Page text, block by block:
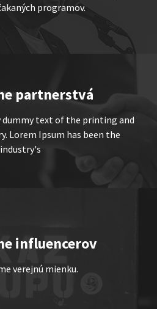
alebo „Ingolštat
TRIO”
Čekovský
programov.
partnerstvá
dummy text of the printing and
Lorem Ipsum has been the
industry's
influencerov
verejnú mienku.